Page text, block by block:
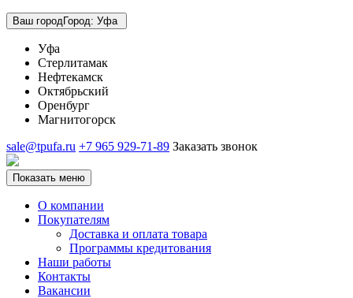
Ваш городГород: Уфа
Уфа
Стерлитамак
Нефтекамск
Октябрьский
Оренбург
Магнитогорск
sale@tpufa.ru +7 965 929-71-89 Заказать звонок
Показать меню
О компании
Покупателям
Доставка и оплата товара
Программы кредитования
Наши работы
Контакты
Вакансии